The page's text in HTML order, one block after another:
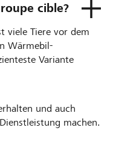
cible?
viele Tiere vor dem
Wärmebil-
Variante
und auch
machen.